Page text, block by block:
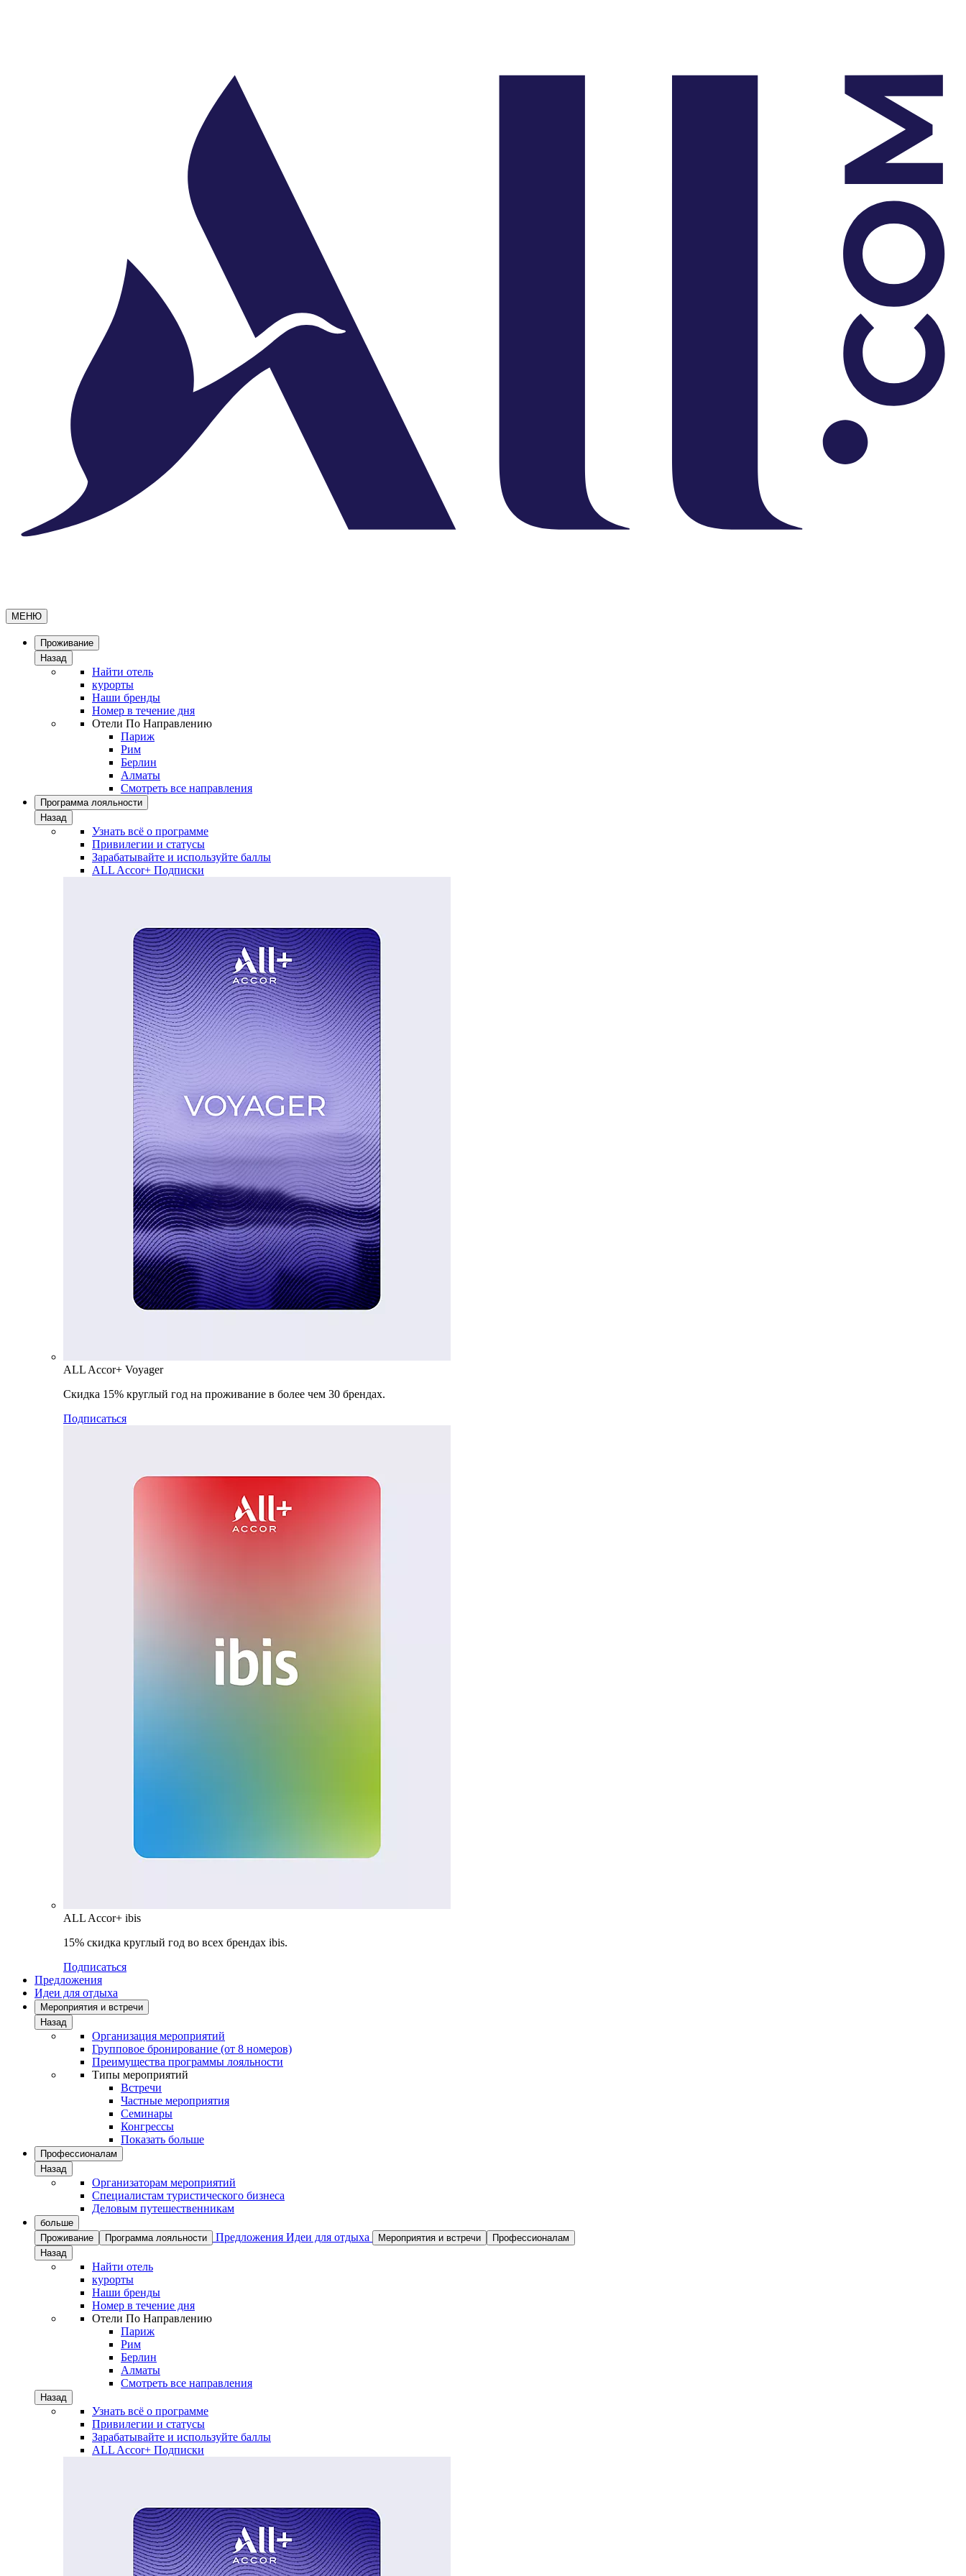
МЕНЮ
Проживание
Назад
Найти отель
курорты
Наши бренды
Номер в течение дня
Отели По Направлению
Париж
Рим
Берлин
Алматы
Смотреть все направления
Программа лояльности
Назад
Узнать всё о программе
Привилегии и статусы
Зарабатывайте и используйте баллы
ALL Accor+ Подписки
ALL Accor+ Voyager
Скидка 15% круглый год на проживание в более чем 30 брендах.
Подписаться
ALL Accor+ ibis
15% скидка круглый год во всех брендах ibis.
Подписаться
Предложения
Идеи для отдыха
Мероприятия и встречи
Назад
Организация мероприятий
Групповое бронирование (от 8 номеров)
Преимущества программы лояльности
Типы мероприятий
Встречи
Частные мероприятия
Семинары
Конгрессы
Показать больше
Профессионалам
Назад
Организаторам мероприятий
Специалистам туристического бизнеса
Деловым путешественникам
больше
Проживание
Программа лояльности Предложения Идеи для отдыха Мероприятия и встречи
Профессионалам
Назад
Найти отель
курорты
Наши бренды
Номер в течение дня
Отели По Направлению
Париж
Рим
Берлин
Алматы
Смотреть все направления
Назад
Узнать всё о программе
Привилегии и статусы
Зарабатывайте и используйте баллы
ALL Accor+ Подписки